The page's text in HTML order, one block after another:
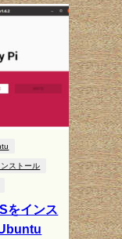
ンストール
をインス